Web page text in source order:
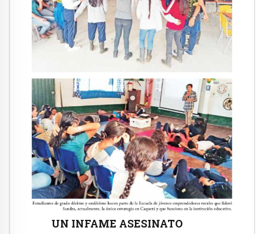
UN INFAME ASESINATO